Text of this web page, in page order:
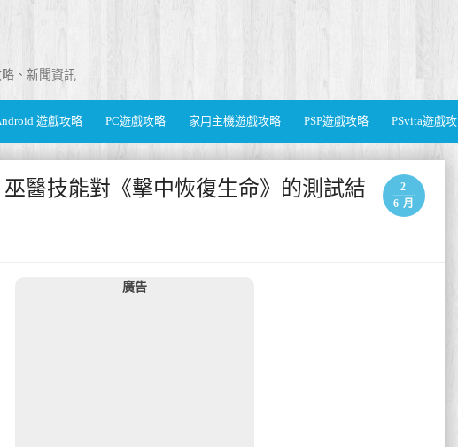
、新聞資訊
遊戲攻略 PC遊戲攻略 家用主機遊戲攻略 PSP遊戲攻略 PSvita遊戲
巫醫技能對《擊中恢復生命》的測試結
2
6 月
廣告